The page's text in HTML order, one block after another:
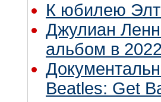
К юбилею
Джулиан
альбом в
Beatles: Get